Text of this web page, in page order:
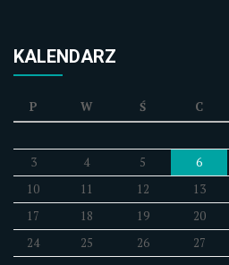
KALENDARZ
P W Ś C
3
4 5 6
10
11 12 13
17
18 19 20
24
25 26 27